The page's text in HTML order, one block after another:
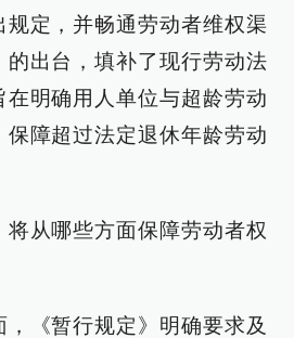
规定，并畅通劳动者维权渠
的出台，填补了现行劳动法
明确用人单位与超龄劳动
障超过法定退休年龄劳动
从哪些方面保障劳动者权
《暂行规定》明确要求及